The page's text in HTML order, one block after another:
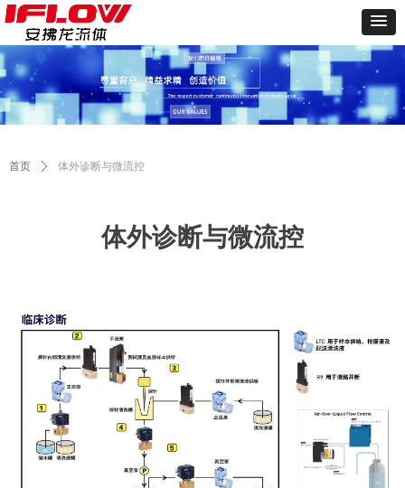
体外诊断与微流控
首页 ꄲ 体外诊断与微流控